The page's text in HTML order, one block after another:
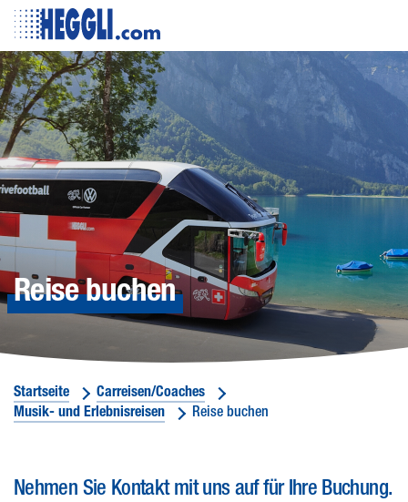
Website
Logo
Reise buchen
Startseite
Carreisen/Coaches
Musik- und Erlebnisreisen
Reise buchen
Nehmen Sie Kontakt mit uns auf für Ihre Buchung.